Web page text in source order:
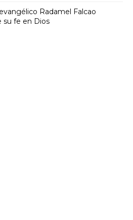
Radamel Falcao
su fe en Dios